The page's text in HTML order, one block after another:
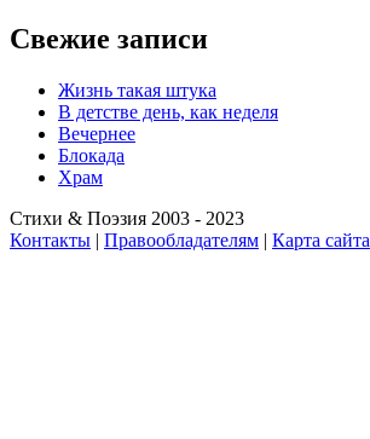
Свежие записи
Жизнь такая штука
В детстве день, как неделя
Вечернее
Блокада
Храм
Стихи & Поэзия 2003 - 2023
Контакты | Правообладателям | Карта сайта